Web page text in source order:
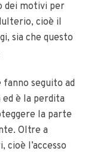
dei motivi per
cioè il
sia che questo
seguito ad
è la perdita
la parte
Oltre a
cioè l’accesso